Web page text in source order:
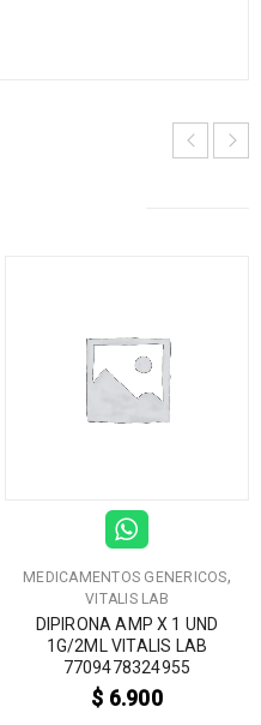
MEDICAMENTOS GENERICOS,
VITALIS LAB
DIPIRONA AMP X 1 UND
1G/2ML VITALIS LAB
7709478324955
$ 6.900